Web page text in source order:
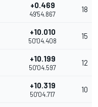
+0.469
49'54.867
18
+10.010
50'04.408
15
+10.199
50'04.597
12
+10.319
50'04.717
10